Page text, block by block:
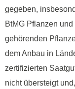
gegeben,
BtMG Pflanzen
gehörenden
dem Anbau in
zertifizierten
nicht übersteigt